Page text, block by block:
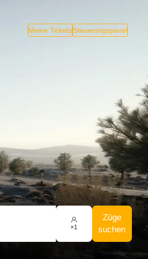
Meine TicketsSteuerungspanel
×1
Züge
suchen